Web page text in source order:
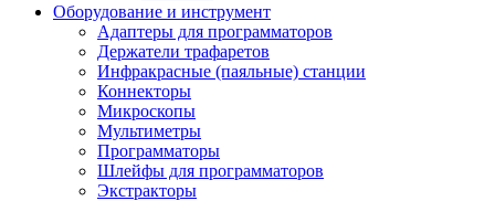
Оборудование и инструмент
Адаптеры для программаторов
Держатели трафаретов
Инфракрасные (паяльные) станции
Коннекторы
Микроскопы
Мультиметры
Программаторы
Шлейфы для программаторов
Экстракторы